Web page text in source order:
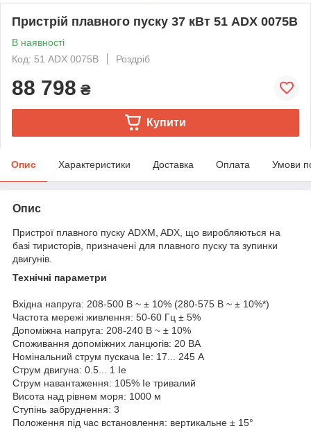
Пристрій плавного пуску 37 кВт 51 ADX 0075B
В наявності
Код: 51 ADX 0075B
Роздріб
88 798 ₴
Купити
Опис Характеристики Доставка Оплата Умови
Опис
Пристрої плавного пуску ADXM, ADX, що виробляються на
базі тиристорів, призначені для плавного пуску та зупинки
двигунів.
Технічні параметри
Вхідна напруга: 208-500 В ~ ± 10% (280-575 В ~ ± 10%*)
Частота мережі живлення: 50-60 Гц ± 5%
Допоміжна напруга: 208-240 В ~ ± 10%
Споживання допоміжних ланцюгів: 20 ВА
Номінальний струм пускача Ie: 17... 245 А
Струм двигуна: 0.5... 1 Ie
Струм навантаження: 105% Ie тривалий
Висота над рівнем моря: 1000 м
Ступінь забруднення: 3
Положення під час встановлення: вертикальне ± 15°